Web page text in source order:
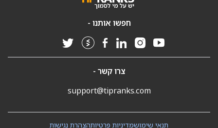
חפשו אותנו -
צרו קשר -
support@tipranks.com
הצהרת נגישותמדיניות פרטיותתנאי שימוש